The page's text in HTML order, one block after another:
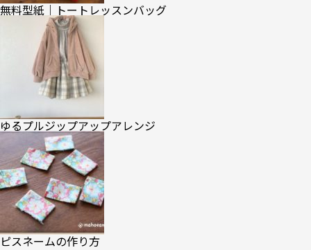
無料型紙｜トートレッスンバッグ
ゆるプルジップアップアレンジ
ピスネームの作り方